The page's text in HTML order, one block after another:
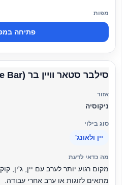
פתיחה
סילבר סטאר וויין בר (Silver Star Wine Bar)
ניקוסיה
יין ולאונג'
מקום רגוע יותר לערב עם יין, ג'ין,
מתאים לזוגות או ערב אחרי עבודה.